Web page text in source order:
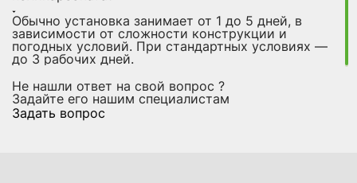
Обычно установка занимает от 1 до 5 дней, в
зависимости от сложности конструкции и
погодных условий. При стандартных условиях —
до 3 рабочих дней.
Не нашли ответ на свой вопрос ?
Задайте его нашим специалистам
Задать вопрос